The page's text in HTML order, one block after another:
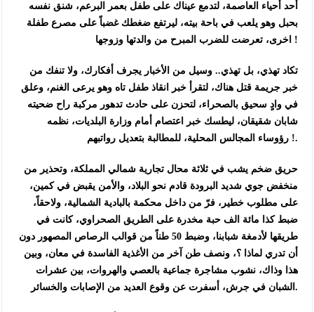
أحد أحياء العاصمة، لتدمع عيناك على طفل بعمر البرعم، شنق نفسه
بحبل وهو يلعب في باحة بيته، ليرتفع ضغطك غضباً على مصرع طفلة
اخرى، تعرضت للضرب المبرح من والدتها وزوجها !
تكاد تهذي، بل تهذي.. وسيل من الأخبار يجرف أفكارك، ولا تنفك من
خبر جريمة قتل هناك، لتقرأ خبر انقاذ طفل تاه وهو يرعى الغنم، وعلق
في وادٍ سحيق بالصحراء، لتحزن على حادث تدهور مركبة راح ضحيته
شابان شقيقان، ليطسك خبر اعتصام أمام وزارة البلديات، نظمه
رؤوساء المجالس المحلية، للمطالبة بتعديل رواتبهم !.
حريق ضخم يشب في ثلاثة محال تجارية شمالي المملكة، وتحذير من
منخفض جوي شديد البرودة قادم نحو البلاد، والأمن يقبض في كمين،
على مطلوب خطير، فرّ من داخل محكمة بالبادية الشمالية، ولاحقاً،
ضبط كذا مائة الف حبة مخدرة على الطريق الصحراوي، كانت في
طريقها لأدمغة شبابنا، وضبط 50 طناً من قوالب الرصاص المصهور دون
أن تدري لماذا ؟، ونصف طن آخر من الأغذية الفاسدة في معان، وبين
هذا وذاك، نشوب مشاجرة جماعية بالعصي والهروات، بين عشرات
الشبان في جرش، أسفرت عن وقوع العديد من الإصابات والخسائر.